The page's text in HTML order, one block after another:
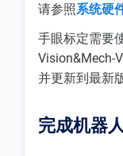
请参照系统硬
手眼标定需要
Vision&Mech-
并更新到最新
完成机器